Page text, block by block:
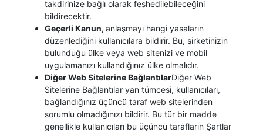
takdirinize bağlı olarak feshedilebileceğini
bildirecektir.
Geçerli Kanun, anlaşmayı hangi yasaların
düzenlediğini kullanıcılara bildirir. Bu, şirketinizin
bulunduğu ülke veya web sitenizi ve mobil
uygulamanızı kullandığınız ülke olmalıdır.
Diğer Web Sitelerine BağlantılarDiğer Web
Sitelerine Bağlantılar yan tümcesi, kullanıcıları,
bağlandığınız üçüncü taraf web sitelerinden
sorumlu olmadığınızı bildirir. Bu tür bir madde
genellikle kullanıcıları bu üçüncü tarafların Şartlar